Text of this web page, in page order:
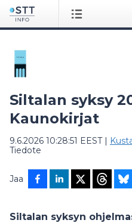
Siltalan syksy
Kaunokirjat
9.6.2026 10:28:51 EEST|
Tiedote
Jaa
Siltalan syksyn